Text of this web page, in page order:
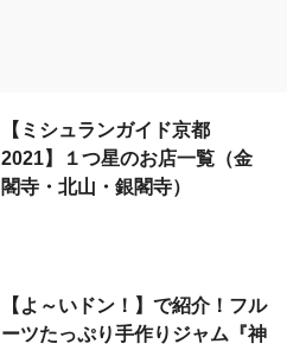
【ミシュランガイド京都
2021】１つ星のお店一覧（金
閣寺・北山・銀閣寺）
【よ～いドン！】で紹介！フル
ーツたっぷり手作りジャム『神